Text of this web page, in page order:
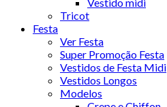
Tricot
Festa
Ver Festa
Super Promoção Festa
Vestidos de Festa Midi
Vestidos Longos
Modelos